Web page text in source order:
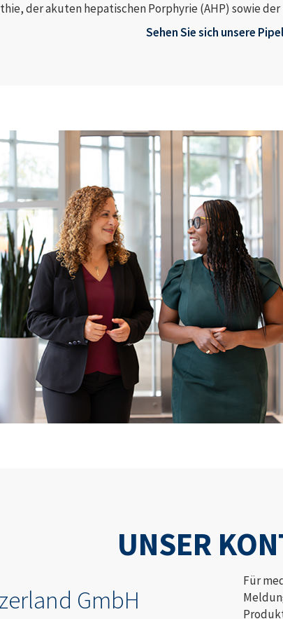
der akuten hepatischen Porphyrie (AHP) sowie
Sehen Sie sich unsere
UNSER
GmbH
Für